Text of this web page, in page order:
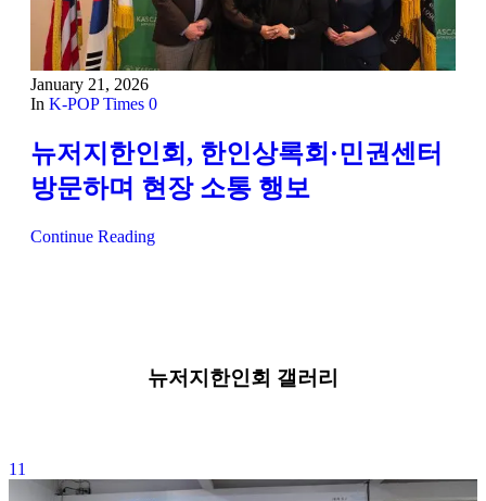
January 21, 2026
In K-POP Times 0
뉴저지한인회, 한인상록회·민권센터
방문하며 현장 소통 행보
Continue Reading
뉴저지한인회 갤러리
11